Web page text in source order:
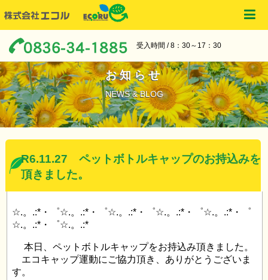
受入時間 / 8：30～17：30
お知らせ
NEWS & BLOG
R6.11.27 ペットボトルキャップのお持込みを
頂きました。
☆.。.:*・゜☆.。.:*・゜☆.。.:*・゜☆.。.:*・゜☆.。.:*・゜
☆.。.:*・゜☆.。.:*
本日、ペットボトルキャップをお持込み頂きました。
エコキャップ運動にご協力頂き、ありがとうございま
す。